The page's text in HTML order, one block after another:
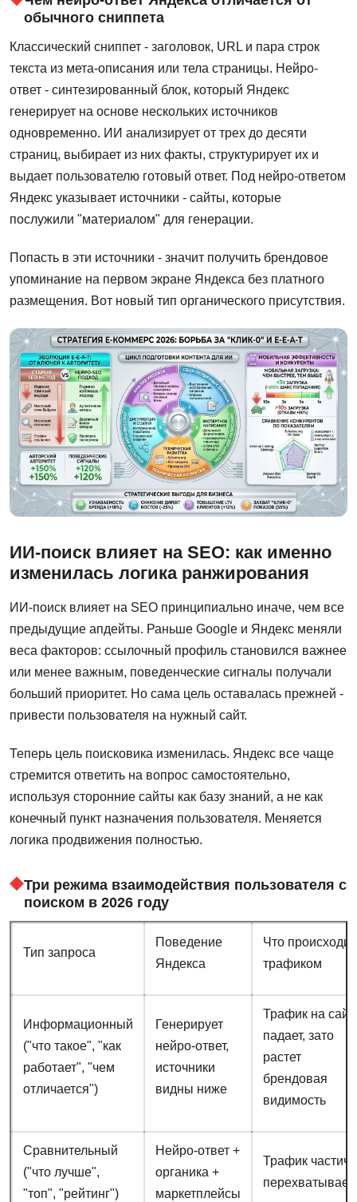
обычного сниппета
Классический сниппет - заголовок, URL и пара строк
текста из мета-описания или тела страницы. Нейро-
ответ - синтезированный блок, который Яндекс
генерирует на основе нескольких источников
одновременно. ИИ анализирует от трех до десяти
страниц, выбирает из них факты, структурирует их и
выдает пользователю готовый ответ. Под нейро-ответом
Яндекс указывает источники - сайты, которые
послужили "материалом" для генерации.
Попасть в эти источники - значит получить брендовое
упоминание на первом экране Яндекса без платного
размещения. Вот новый тип органического присутствия.
ИИ-поиск влияет на SEO: как именно
изменилась логика ранжирования
ИИ-поиск влияет на SEO принципиально иначе, чем все
предыдущие апдейты. Раньше Google и Яндекс меняли
веса факторов: ссылочный профиль становился важнее
или менее важным, поведенческие сигналы получали
больший приоритет. Но сама цель оставалась прежней -
привести пользователя на нужный сайт.
Теперь цель поисковика изменилась. Яндекс все чаще
стремится ответить на вопрос самостоятельно,
используя сторонние сайты как базу знаний, а не как
конечный пункт назначения пользователя. Меняется
логика продвижения полностью.
Три режима взаимодействия пользователя с
поиском в 2026 году
Тип запроса
Поведение
Яндекса
Что
трафиком
Информационный
("что такое", "как
работает", "чем
отличается")
Генерирует
нейро-ответ,
источники
видны ниже
Трафик на сайт
падает, зато
растет
брендовая
видимость
Сравнительный
("что лучше",
"топ", "рейтинг")
Нейро-ответ +
органика +
маркетплейсы
Трафик